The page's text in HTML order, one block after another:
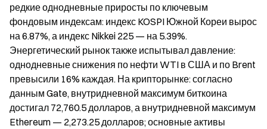
редкие однодневные приросты по ключевым
фондовым индексам: индекс KOSPI Южной Кореи вырос
на 6.87%, а индекс Nikkei 225 — на 5.39%.
Энергетический рынок также испытывал давление:
однодневные снижения по нефти WTI в США и по Brent
превысили 16% каждая. На крипторынке: согласно
данным Gate, внутридневной максимум биткоина
достигал 72,760.5 долларов, а внутридневной максимум
Ethereum — 2,273.25 долларов; основные активы